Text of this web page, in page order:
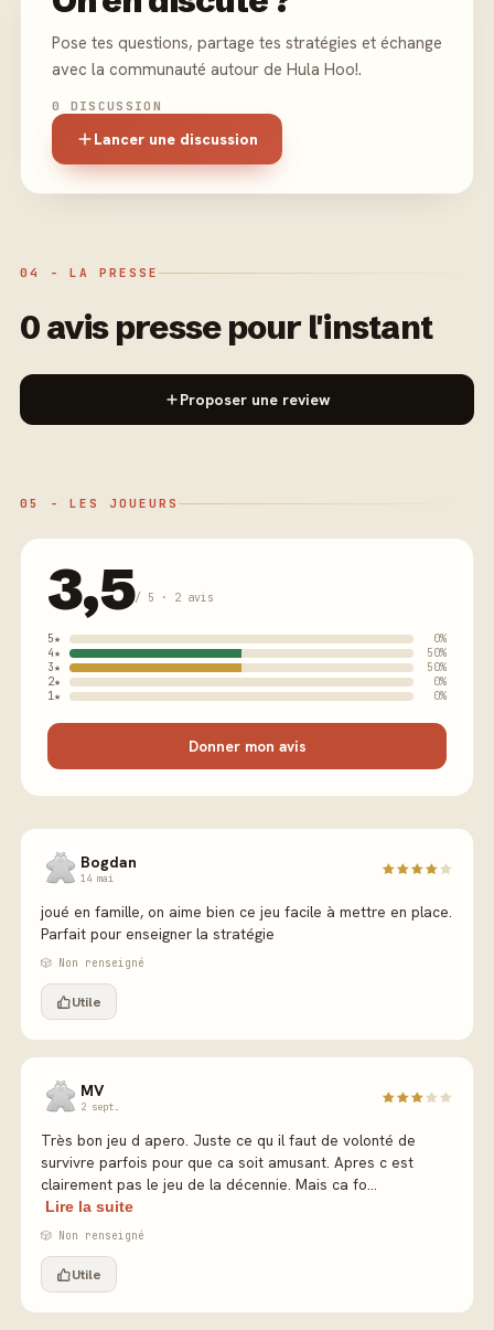
Pose tes questions, partage tes stratégies et échange
avec la communauté autour de Hula Hoo!.
0 DISCUSSION
Lancer une discussion
04 - LA PRESSE
0 avis presse pour l'instant
Proposer une review
05 - LES JOUEURS
3,5/ 5 · 2 avis
5★
0%
4★
50%
3★
50%
2★
0%
1★
0%
Donner mon avis
Bogdan
14 mai
joué en famille, on aime bien ce jeu facile à mettre en place.
Parfait pour enseigner la stratégie
🎲 Non renseigné
Utile
MV
2 sept.
Très bon jeu d apero. Juste ce qu il faut de volonté de
survivre parfois pour que ca soit amusant. Apres c est
clairement pas le jeu de la décennie. Mais ca fo...
Lire la suite
🎲 Non renseigné
Utile